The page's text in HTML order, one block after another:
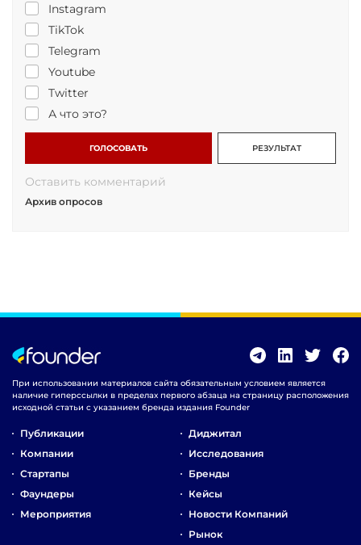
Instagram
TikTok
Telegram
Youtube
Twitter
А что это?
ГОЛОСОВАТЬ РЕЗУЛЬТАТ
Оставить комментарий
Архив опросов
При использовании материалов сайта обязательным условием является
наличие гиперссылки в пределах первого абзаца на страницу расположения
исходной статьи с указанием бренда издания Founder
Публикации
Компании
Стартапы
Фаундеры
Мероприятия
Диджитал
Исследования
Бренды
Кейсы
Новости Компаний
Рынок